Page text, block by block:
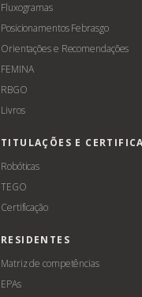
Fluxogramas
Posicionamentos Febrasgo
Orientações e Recomendações
FEMINA
RBGO
Livros
TITULAÇÕES E
Robóticas
TEGO
Certificação
RESIDENTES
Matriz de competências
EPAs